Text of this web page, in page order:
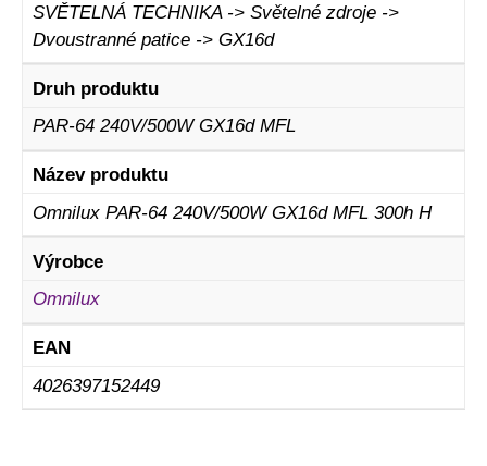
SVĚTELNÁ TECHNIKA -> Světelné zdroje ->
Dvoustranné patice -> GX16d
Druh produktu
PAR-64 240V/500W GX16d MFL
Název produktu
Omnilux PAR-64 240V/500W GX16d MFL 300h H
Výrobce
Omnilux
EAN
4026397152449